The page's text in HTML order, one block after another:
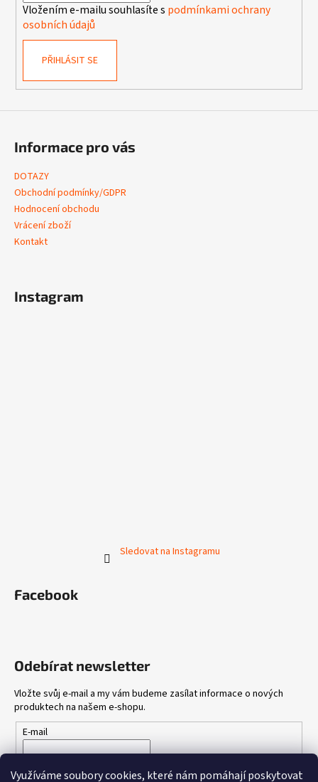
Využíváme soubory cookies, které nám pomáhají poskytovat
Vložením e-mailu souhlasíte s podmínkami ochrany
osobních údajů
PŘIHLÁSIT SE
Informace pro vás
DOTAZY
Obchodní podmínky/GDPR
Hodnocení obchodu
Vrácení zboží
Kontakt
Instagram
Sledovat na Instagramu
Facebook
Odebírat newsletter
Vložte svůj e-mail a my vám budeme zasílat informace o nových
produktech na našem e-shopu.
E-mail
údajů